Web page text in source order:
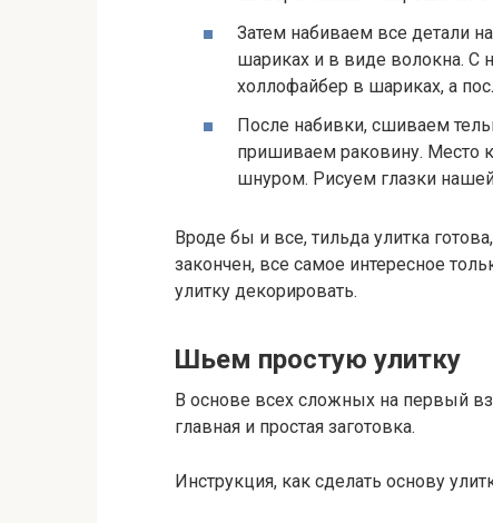
Затем набиваем все детали
шариках и в виде волокна. С
холлофайбер в шариках, а
После набивки, сшиваем
пришиваем раковину. Место
шнуром. Рисуем глазки
Вроде бы и все, тильда улитка
закончен, все самое интересное
улитку декорировать.
Шьем простую улитку
В основе всех сложных на первый
главная и простая заготовка.
Инструкция, как сделать основу